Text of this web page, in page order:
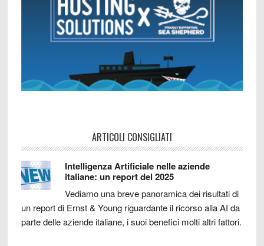
ARTICOLI CONSIGLIATI
Intelligenza Artificiale nelle aziende
italiane: un report del 2025
Vediamo una breve panoramica dei risultati di
un report di Ernst & Young riguardante il ricorso alla AI da
parte delle aziende italiane, i suoi benefici molti altri fattori.